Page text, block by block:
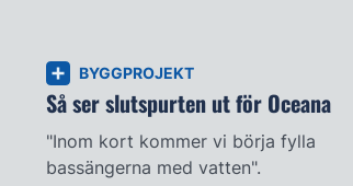
BYGGPROJEKT
Så ser slutspurten ut för Oceana
"Inom kort kommer vi börja fylla
bassängerna med vatten".